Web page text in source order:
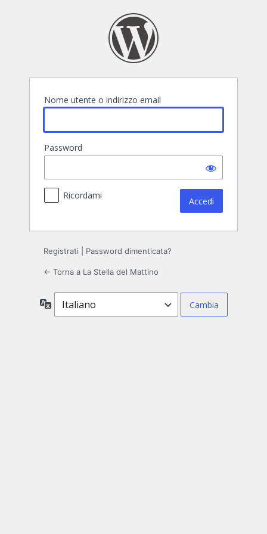
Nome utente o indirizzo email
Password
Ricordami
Registrati Password dimenticata?
← Torna a La Stella del Mattino
Lingua